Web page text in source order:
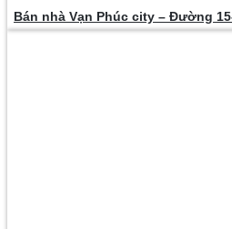
Bán nhà Vạn Phúc city – Đường